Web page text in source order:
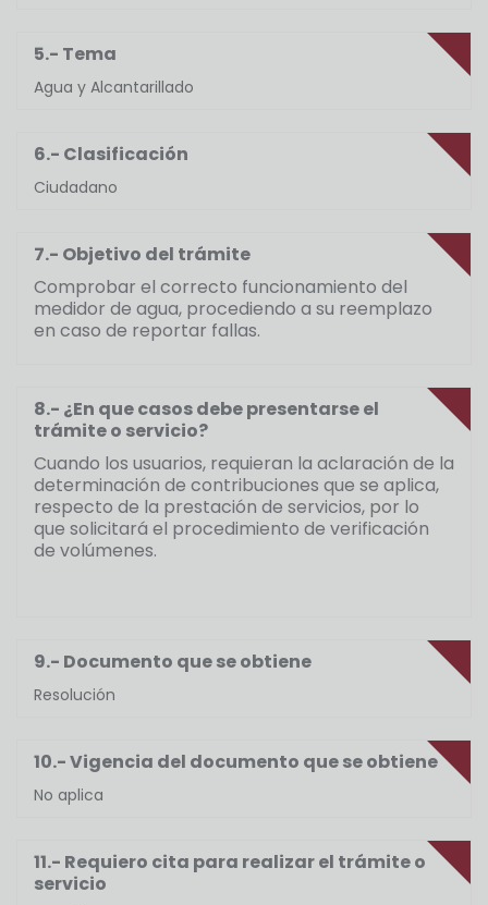
5.- Tema
Agua y Alcantarillado
6.- Clasificación
Ciudadano
7.- Objetivo del trámite
Comprobar el correcto funcionamiento del
medidor de agua, procediendo a su reemplazo
en caso de reportar fallas.
8.- ¿En que casos debe presentarse el
trámite o servicio?
Cuando los usuarios, requieran la aclaración de la
determinación de contribuciones que se aplica,
respecto de la prestación de servicios, por lo
que solicitará el procedimiento de verificación
de volúmenes.
9.- Documento que se obtiene
Resolución
10.- Vigencia del documento que se obtiene
No aplica
11.- Requiero cita para realizar el trámite o
servicio